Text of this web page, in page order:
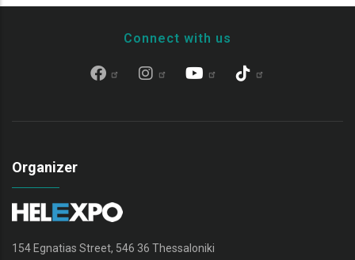
Connect with us
Organizer
154 Egnatias Street, 546 36 Thessaloniki